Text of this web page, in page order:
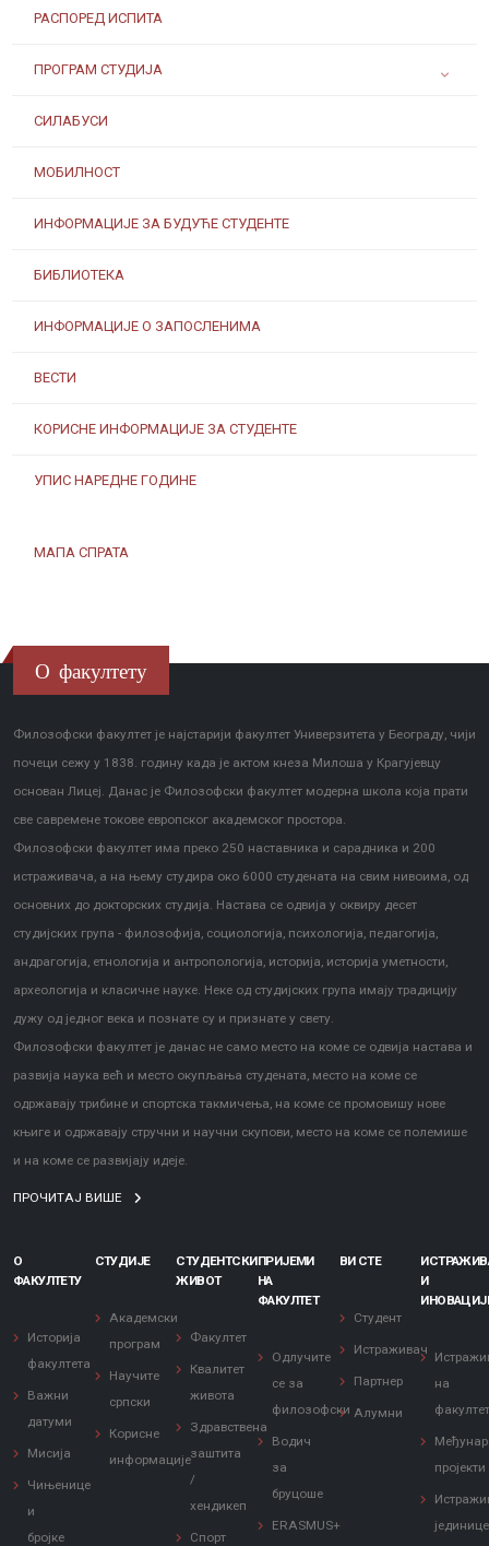
РАСПОРЕД ИСПИТА
ПРОГРАМ СТУДИЈА
СИЛАБУСИ
МОБИЛНОСТ
ИНФОРМАЦИЈЕ ЗА БУДУЋЕ СТУДЕНТЕ
БИБЛИОТЕКА
ИНФОРМАЦИЈЕ О ЗАПОСЛЕНИМА
ВЕСТИ
КОРИСНЕ ИНФОРМАЦИЈЕ ЗА СТУДЕНТЕ
УПИС НАРЕДНЕ ГОДИНЕ
МАПА СПРАТА
О факултету
Филозофски факултет је најстарији факултет Универзитета у Београду, чији
почеци сежу у 1838. годину када је актом кнеза Милоша у Крагујевцу
основан Лицеј. Данас је Филозофски факултет модерна школа која прати
све савремене токове европског академског простора.
Филозофски факултет има преко 250 наставника и сарадника и 200
истраживача, а на њему студира око 6000 студената на свим нивоима, од
основних до докторских студија. Настава се одвија у оквиру десет
студијских група - филозофија, социологија, психологија, педагогија,
андрагогија, етнологија и антропологија, историја, историја уметности,
археологија и класичне науке. Неке од студијских група имају традицију
дужу од једног века и познате су и признате у свету.
Филозофски факултет је данас не само место на коме се одвија настава и
развија наука већ и место окупљања студената, место на коме се
одржавају трибине и спортска такмичења, на коме се промовишу нове
књиге и одржавају стручни и научни скупови, место на коме се полемише
и на коме се развијају идеје.
ПРОЧИТАЈ ВИШЕ
О
ФАКУЛТЕТУ
Историја
факултета
Важни
датуми
Мисија
Чињенице
и
бројке
СТУДИЈЕ
Академски
програм
Научите
српски
Корисне
информације
СТУДЕНТСКИ
ЖИВОТ
Факултет
Квалитет
живота
Здравствена
заштита
/
хендикеп
Спорт
ПРИЈЕМИ
НА
ФАКУЛТЕТ
Одлучите
се за
филозофски
Водич
за
бруцоше
ERASMUS+
ВИ СТЕ
Студент
Истраживач
Партнер
Алумни
И
на
пројекти
јединице